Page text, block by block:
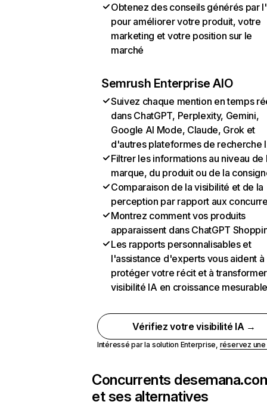
Obtenez des conseils générés par
pour améliorer votre produit, votre
marketing et votre position sur le
marché
Semrush Enterprise AIO
Suivez chaque mention en temps
dans ChatGPT, Perplexity, Gemini,
Google AI Mode, Claude, Grok et
d'autres plateformes de recherche
Filtrer les informations au niveau de
marque, du produit ou de la
Comparaison de la visibilité et de la
perception par rapport aux
Montrez comment vos produits
apparaissent dans ChatGPT
Les rapports personnalisables et
l'assistance d'experts vous aident à
protéger votre récit et à
visibilité IA en croissance
Vérifiez votre visibilité IA →
Intéressé par la solution Enterprise, réservez
Concurrents de
et ses alternatives